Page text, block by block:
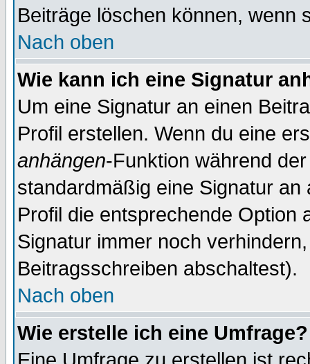
Beiträge löschen können, wenn
Nach oben
Wie kann ich eine Signatur
Um eine Signatur an einen
Profil erstellen. Wenn du eine
anhängen-Funktion während
standardmäßig eine Signatur
Profil die entsprechende Option
Signatur immer noch
Beitragsschreiben abschaltest).
Nach oben
Wie erstelle ich eine Umfrage?